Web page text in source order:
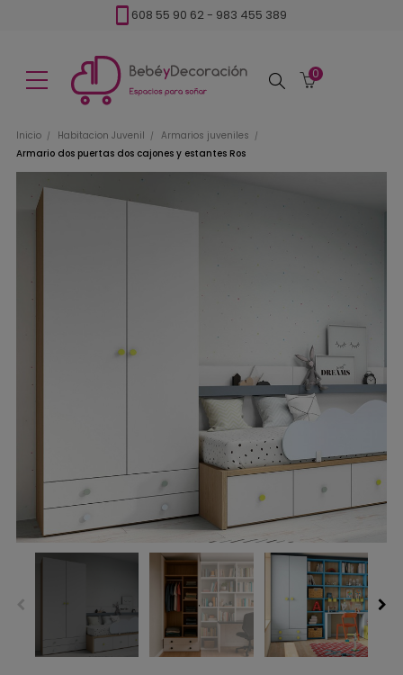
608 55 90 62 - 983 455 389
Buscar
0
Inicio Habitacion Juvenil
Armarios juveniles
Armario dos puertas dos cajones y estantes Ros